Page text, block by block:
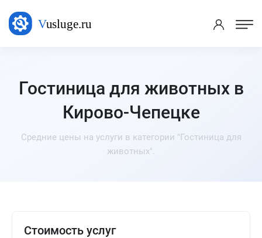
Гостиница для животных в
Кирово-Чепецке
Средние цены на услуги в категории "Гостиница для
животных".
Стоимость услуг